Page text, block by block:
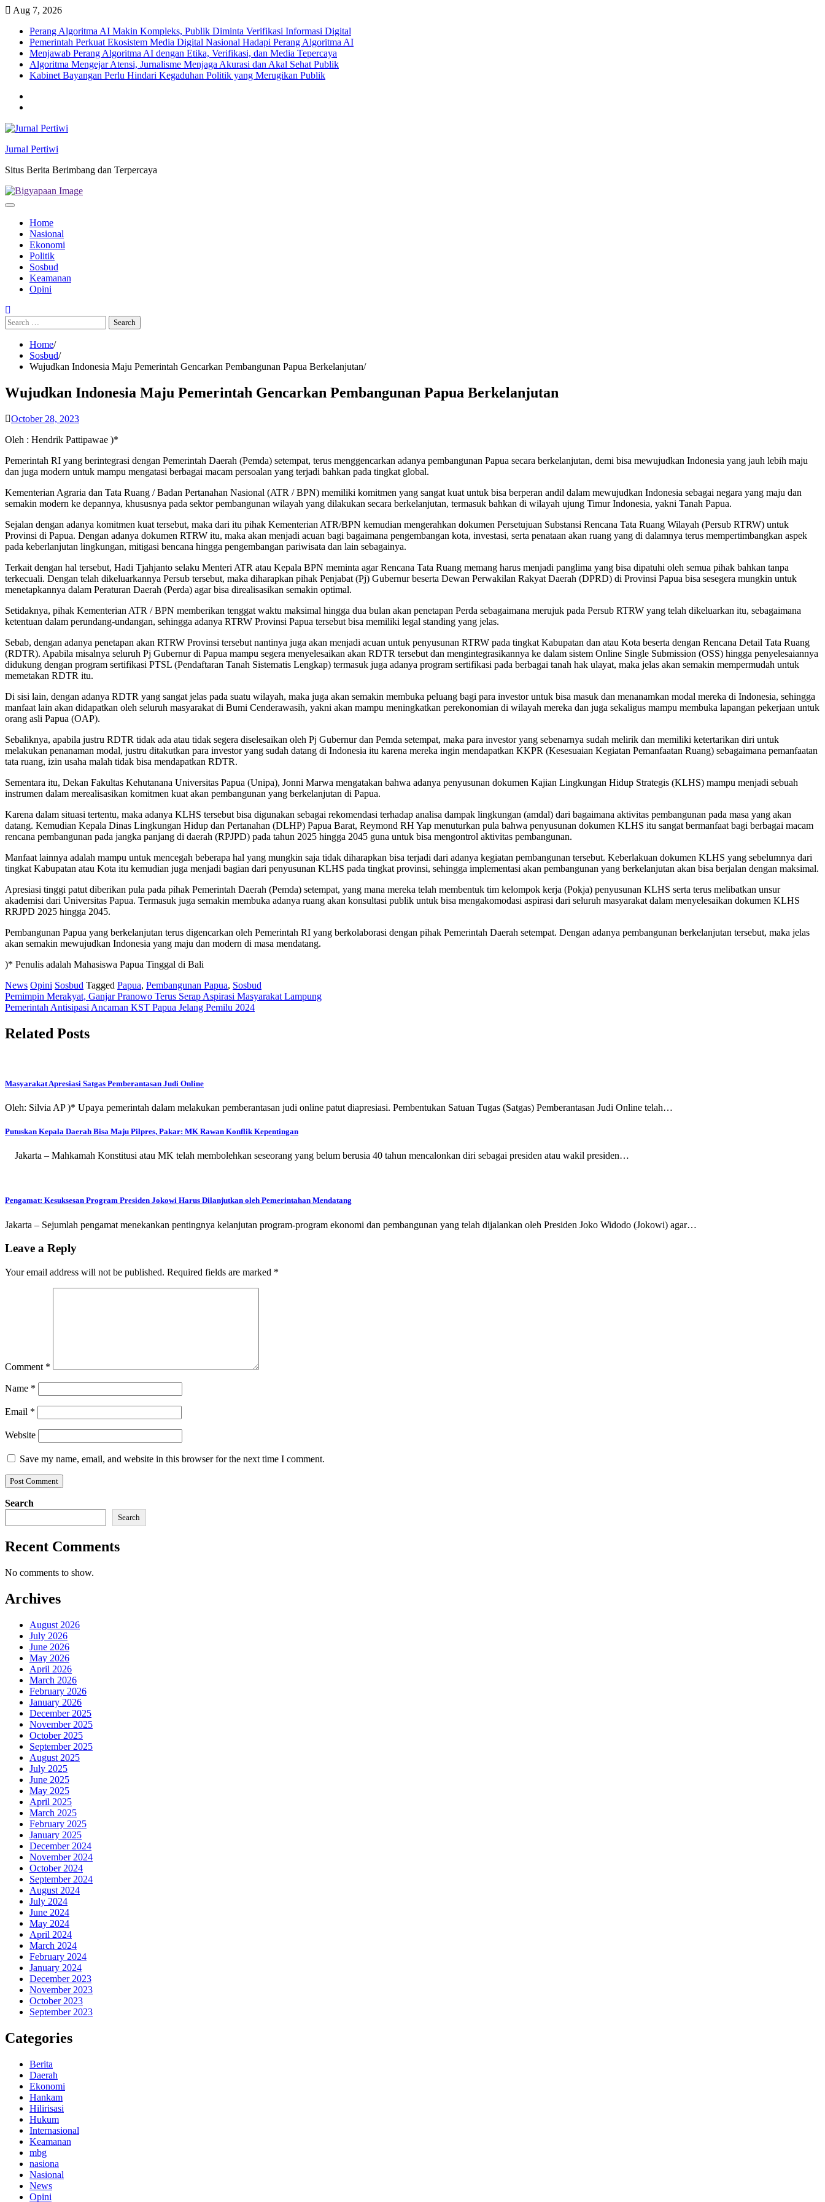
Skip
content
Aug 7, 2026
Perang Algoritma AI Makin Kompleks, Publik Diminta Verifikasi Informasi Digital
Pemerintah Perkuat Ekosistem Media Digital Nasional Hadapi Perang Algoritma AI
Menjawab Perang Algoritma AI dengan Etika, Verifikasi, dan Media Tepercaya
Algoritma Mengejar Atensi, Jurnalisme Menjaga Akurasi dan Akal Sehat Publik
Kabinet Bayangan Perlu Hindari Kegaduhan Politik yang Merugikan Publik
Jurnal Pertiwi
Situs Berita Berimbang dan Terpercaya
Home
Nasional
Ekonomi
Politik
Sosbud
Keamanan
Opini
Search
for:
Home
Sosbud
Wujudkan Indonesia Maju Pemerintah Gencarkan Pembangunan Papua Berkelanjutan
Wujudkan Indonesia Maju Pemerintah Gencarkan Pembangunan Papua Berkelanjutan
October 28, 2023
Oleh : Hendrik Pattipawae )*
Pemerintah RI yang berintegrasi dengan Pemerintah Daerah (Pemda) setempat, terus menggencarkan adanya pembangunan Papua secara berkelanjutan, demi bisa mewujudkan Indonesia yang jauh lebih maju
dan juga modern untuk mampu mengatasi berbagai macam persoalan yang terjadi bahkan pada tingkat global.
Kementerian Agraria dan Tata Ruang / Badan Pertanahan Nasional (ATR / BPN) memiliki komitmen yang sangat kuat untuk bisa berperan andil dalam mewujudkan Indonesia sebagai negara yang maju dan
semakin modern ke depannya, khususnya pada sektor pembangunan wilayah yang dilakukan secara berkelanjutan, termasuk bahkan di wilayah ujung Timur Indonesia, yakni Tanah Papua.
Sejalan dengan adanya komitmen kuat tersebut, maka dari itu pihak Kementerian ATR/BPN kemudian mengerahkan dokumen Persetujuan Substansi Rencana Tata Ruang Wilayah (Persub RTRW) untuk
Provinsi di Papua. Dengan adanya dokumen RTRW itu, maka akan menjadi acuan bagi bagaimana pengembangan kota, investasi, serta penataan akan ruang yang di dalamnya terus mempertimbangkan aspek
pada keberlanjutan lingkungan, mitigasi bencana hingga pengembangan pariwisata dan lain sebagainya.
Terkait dengan hal tersebut, Hadi Tjahjanto selaku Menteri ATR atau Kepala BPN meminta agar Rencana Tata Ruang memang harus menjadi panglima yang bisa dipatuhi oleh semua pihak bahkan tanpa
terkecuali. Dengan telah dikeluarkannya Persub tersebut, maka diharapkan pihak Penjabat (Pj) Gubernur beserta Dewan Perwakilan Rakyat Daerah (DPRD) di Provinsi Papua bisa sesegera mungkin untuk
menetapkannya dalam Peraturan Daerah (Perda) agar bisa direalisasikan semakin optimal.
Setidaknya, pihak Kementerian ATR / BPN memberikan tenggat waktu maksimal hingga dua bulan akan penetapan Perda sebagaimana merujuk pada Persub RTRW yang telah dikeluarkan itu, sebagaimana
ketentuan dalam perundang-undangan, sehingga adanya RTRW Provinsi Papua tersebut bisa memiliki legal standing yang jelas.
Sebab, dengan adanya penetapan akan RTRW Provinsi tersebut nantinya juga akan menjadi acuan untuk penyusunan RTRW pada tingkat Kabupatan dan atau Kota beserta dengan Rencana Detail Tata Ruang
(RDTR). Apabila misalnya seluruh Pj Gubernur di Papua mampu segera menyelesaikan akan RDTR tersebut dan mengintegrasikannya ke dalam sistem Online Single Submission (OSS) hingga penyelesaiannya
didukung dengan program sertifikasi PTSL (Pendaftaran Tanah Sistematis Lengkap) termasuk juga adanya program sertifikasi pada berbagai tanah hak ulayat, maka jelas akan semakin mempermudah untuk
memetakan RDTR itu.
Di sisi lain, dengan adanya RDTR yang sangat jelas pada suatu wilayah, maka juga akan semakin membuka peluang bagi para investor untuk bisa masuk dan menanamkan modal mereka di Indonesia, sehingga
manfaat lain akan didapatkan oleh seluruh masyarakat di Bumi Cenderawasih, yakni akan mampu meningkatkan perekonomian di wilayah mereka dan juga sekaligus mampu membuka lapangan pekerjaan untuk
orang asli Papua (OAP).
Sebaliknya, apabila justru RDTR tidak ada atau tidak segera diselesaikan oleh Pj Gubernur dan Pemda setempat, maka para investor yang sebenarnya sudah melirik dan memiliki ketertarikan diri untuk
melakukan penanaman modal, justru ditakutkan para investor yang sudah datang di Indonesia itu karena mereka ingin mendapatkan KKPR (Kesesuaian Kegiatan Pemanfaatan Ruang) sebagaimana pemanfaatan
tata ruang, izin usaha malah tidak bisa mendapatkan RDTR.
Sementara itu, Dekan Fakultas Kehutanana Universitas Papua (Unipa), Jonni Marwa mengatakan bahwa adanya penyusunan dokumen Kajian Lingkungan Hidup Strategis (KLHS) mampu menjadi sebuah
instrumen dalam merealisasikan komitmen kuat akan pembangunan yang berkelanjutan di Papua.
Karena dalam situasi tertentu, maka adanya KLHS tersebut bisa digunakan sebagai rekomendasi terhadap analisa dampak lingkungan (amdal) dari bagaimana aktivitas pembangunan pada masa yang akan
datang. Kemudian Kepala Dinas Lingkungan Hidup dan Pertanahan (DLHP) Papua Barat, Reymond RH Yap menuturkan pula bahwa penyusunan dokumen KLHS itu sangat bermanfaat bagi berbagai macam
rencana pembangunan pada jangka panjang di daerah (RPJPD) pada tahun 2025 hingga 2045 guna untuk bisa mengontrol aktivitas pembangunan.
Manfaat lainnya adalah mampu untuk mencegah beberapa hal yang mungkin saja tidak diharapkan bisa terjadi dari adanya kegiatan pembangunan tersebut. Keberlakuan dokumen KLHS yang sebelumnya dari
tingkat Kabupatan atau Kota itu kemudian juga menjadi bagian dari penyusunan KLHS pada tingkat provinsi, sehingga implementasi akan pembangunan yang berkelanjutan akan bisa berjalan dengan maksimal.
Apresiasi tinggi patut diberikan pula pada pihak Pemerintah Daerah (Pemda) setempat, yang mana mereka telah membentuk tim kelompok kerja (Pokja) penyusunan KLHS serta terus melibatkan unsur
akademisi dari Universitas Papua. Termasuk juga semakin membuka adanya ruang akan konsultasi publik untuk bisa mengakomodasi aspirasi dari seluruh masyarakat dalam menyelesaikan dokumen KLHS
RRJPD 2025 hingga 2045.
Pembangunan Papua yang berkelanjutan terus digencarkan oleh Pemerintah RI yang berkolaborasi dengan pihak Pemerintah Daerah setempat. Dengan adanya pembangunan berkelanjutan tersebut, maka jelas
akan semakin mewujudkan Indonesia yang maju dan modern di masa mendatang.
)* Penulis adalah Mahasiswa Papua Tinggal di Bali
News Opini Sosbud Tagged Papua, Pembangunan Papua, Sosbud
Post
navigation
Pemimpin Merakyat, Ganjar Pranowo Terus Serap Aspirasi Masyarakat Lampung
Pemerintah Antisipasi Ancaman KST Papua Jelang Pemilu 2024
Related Posts
Masyarakat Apresiasi Satgas Pemberantasan Judi Online
Oleh: Silvia AP )* Upaya pemerintah dalam melakukan pemberantasan judi online patut diapresiasi. Pembentukan Satuan Tugas (Satgas) Pemberantasan Judi Online telah…
Putuskan Kepala Daerah Bisa Maju Pilpres, Pakar: MK Rawan Konflik Kepentingan
Jakarta – Mahkamah Konstitusi atau MK telah membolehkan seseorang yang belum berusia 40 tahun mencalonkan diri sebagai presiden atau wakil presiden…
Pengamat: Kesuksesan Program Presiden Jokowi Harus Dilanjutkan oleh Pemerintahan Mendatang
Jakarta – Sejumlah pengamat menekankan pentingnya kelanjutan program-program ekonomi dan pembangunan yang telah dijalankan oleh Presiden Joko Widodo (Jokowi) agar…
Leave a Reply
Your email address will not be published. Required fields are marked *
Comment *
Name *
Email *
Website
Save my name, email, and website in this browser for the next time I comment.
Search
Search
Recent Comments
No comments to show.
Archives
August 2026
July 2026
June 2026
May 2026
April 2026
March 2026
February 2026
January 2026
December 2025
November 2025
October 2025
September 2025
August 2025
July 2025
June 2025
May 2025
April 2025
March 2025
February 2025
January 2025
December 2024
November 2024
October 2024
September 2024
August 2024
July 2024
June 2024
May 2024
April 2024
March 2024
February 2024
January 2024
December 2023
November 2023
October 2023
September 2023
Categories
Berita
Daerah
Ekonomi
Hankam
Hilirisasi
Hukum
Internasional
Keamanan
mbg
nasiona
Nasional
News
Opini